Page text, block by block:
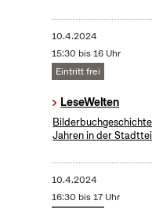
10.4.2024
15:30 bis 16 Uhr
Eintritt frei
LeseWelten
Jahren in der
10.4.2024
16:30 bis 17 Uhr